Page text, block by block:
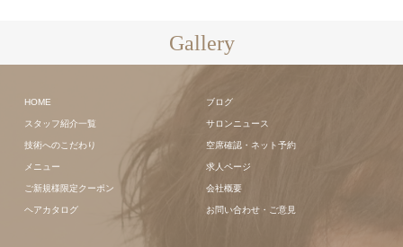
Gallery
HOME
スタッフ紹介一覧
技術へのこだわり
メニュー
ご新規様限定クーポン
ヘアカタログ
ブログ
サロンニュース
空席確認・ネット予約
求人ページ
会社概要
お問い合わせ・ご意見